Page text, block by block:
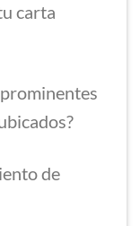
carta
de